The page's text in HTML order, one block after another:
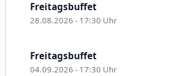
Freitagsbuffet
28.08.2026 - 17:30 Uhr
Freitagsbuffet
04.09.2026 - 17:30 Uhr